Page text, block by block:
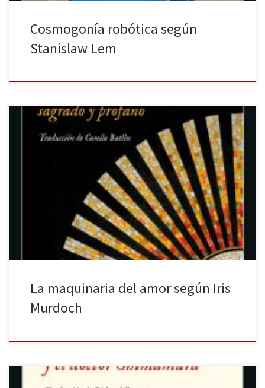
Cosmogonía robótica según
Stanislaw Lem
«Yo creía que las fuerzas eran más previsibles que los seres
racionales». Últimamente han caído en mis manos muchos libros
de escritoras irlandesas y me quedaba la espinita de que mi
estantería todavía no contara con ninguna obra de la gran
escritora de este país en el siglo XX: Iris […]
La maquinaria del amor según Iris
Murdoch